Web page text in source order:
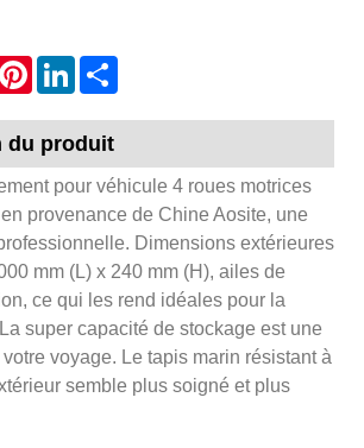
PinterestLinkedIn
du produit
pour véhicule 4 roues motrices
provenance de Chine Aosite, une
Dimensions extérieures
mm (L) x 240 mm (H), ailes de
ce qui les rend idéales pour la
super capacité de stockage est une
voyage. Le tapis marin résistant à
semble plus soigné et plus